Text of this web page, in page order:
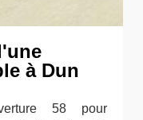
à Dun
58 pour